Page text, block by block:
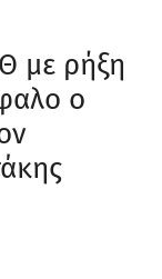
με ρήξη
ο